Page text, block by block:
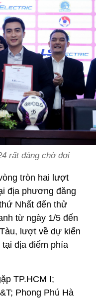
rất đáng chờ đợi
tròn hai lượt
địa phương đăng
Nhất đến thử
từ ngày 1/5 đến
lượt về dự kiến
địa điểm phía
TP.HCM I;
Phong Phú Hà